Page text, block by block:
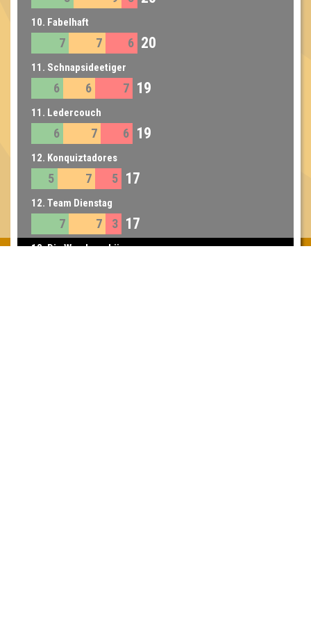
10. Fabelhaft
7 7 6 20
11. Schnapsideetiger
6 6 7 19
11. Ledercouch
6 7 6 19
12. Konquiztadores
5 7 5 17
12. Team Dienstag
7 7 3 17
13. Die Wunderschönen